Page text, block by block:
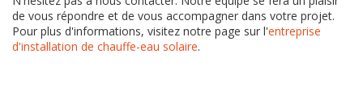
de vous répondre et de vous accompagner dans votre projet.
Pour plus d'informations, visitez notre page sur l'entreprise
d'installation de chauffe-eau solaire.